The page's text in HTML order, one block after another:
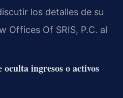
los detalles de su
Offices Of SRIS, P.C. al
oculta ingresos o activos